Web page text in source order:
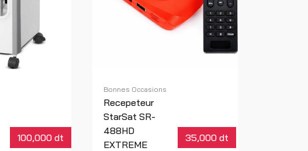
100,000 dt
Bonnes Occasions
Recepeteur
StarSat SR-
488HD
EXTREME
35,000 dt